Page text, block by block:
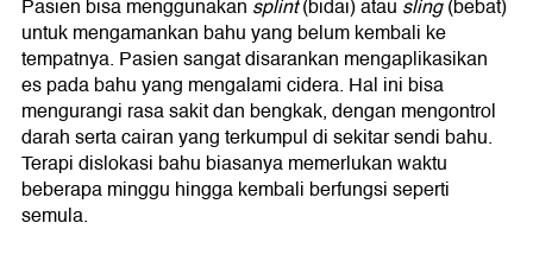
Pasien bisa menggunakan splint(bidai) atau sling(bebat)
untuk mengamankan bahu yang belum kembali ke
tempatnya. Pasien sangat disarankan mengaplikasikan
es pada bahu yang mengalami cidera. Hal ini bisa
mengurangi rasa sakit dan bengkak, dengan mengontrol
darah serta cairan yang terkumpul di sekitar sendi bahu.
Terapi dislokasi bahu biasanya memerlukan waktu
beberapa minggu hingga kembali berfungsi seperti
semula.